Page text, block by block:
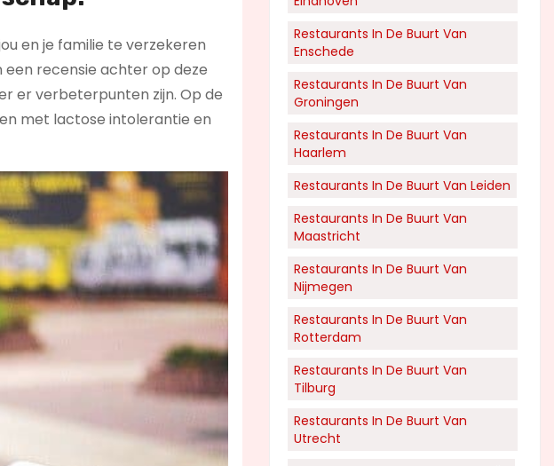
en je familie te verzekeren
een recensie achter op deze
er verbeterpunten zijn. Op de
met lactose intolerantie en
Restaurants In De Buurt Van
Enschede
Restaurants In De Buurt Van
Groningen
Restaurants In De Buurt Van
Haarlem
Restaurants In De Buurt Van Leiden
Restaurants In De Buurt Van
Maastricht
Restaurants In De Buurt Van
Nijmegen
Restaurants In De Buurt Van
Rotterdam
Restaurants In De Buurt Van
Tilburg
Restaurants In De Buurt Van
Utrecht